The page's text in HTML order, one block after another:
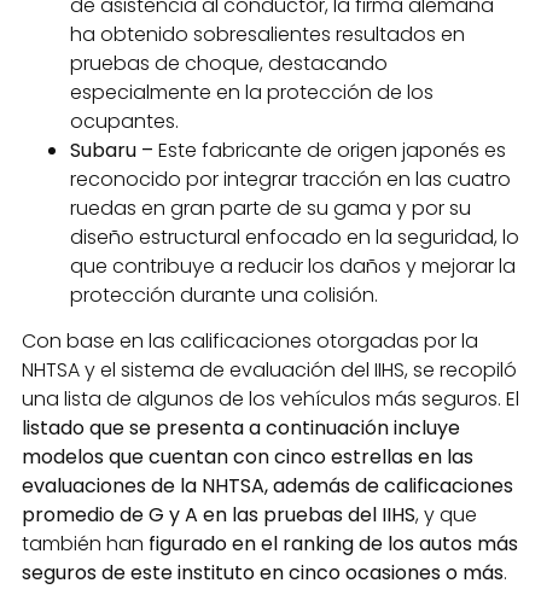
ha obtenido sobresalientes resultados en
pruebas de choque, destacando
especialmente en la protección de los
ocupantes.
Subaru – Este fabricante de origen japonés es
reconocido por integrar tracción en las cuatro
ruedas en gran parte de su gama y por su
diseño estructural enfocado en la seguridad, lo
que contribuye a reducir los daños y mejorar la
protección durante una colisión.
Con base en las calificaciones otorgadas por la
NHTSA y el sistema de evaluación del IIHS, se recopiló
una lista de algunos de los vehículos más seguros. El
listado que se presenta a continuación incluye
modelos que cuentan con cinco estrellas en las
evaluaciones de la NHTSA, además de calificaciones
promedio de G y A en las pruebas del IIHS, y que
también han figurado en el ranking de los autos más
seguros de este instituto en cinco ocasiones o más.